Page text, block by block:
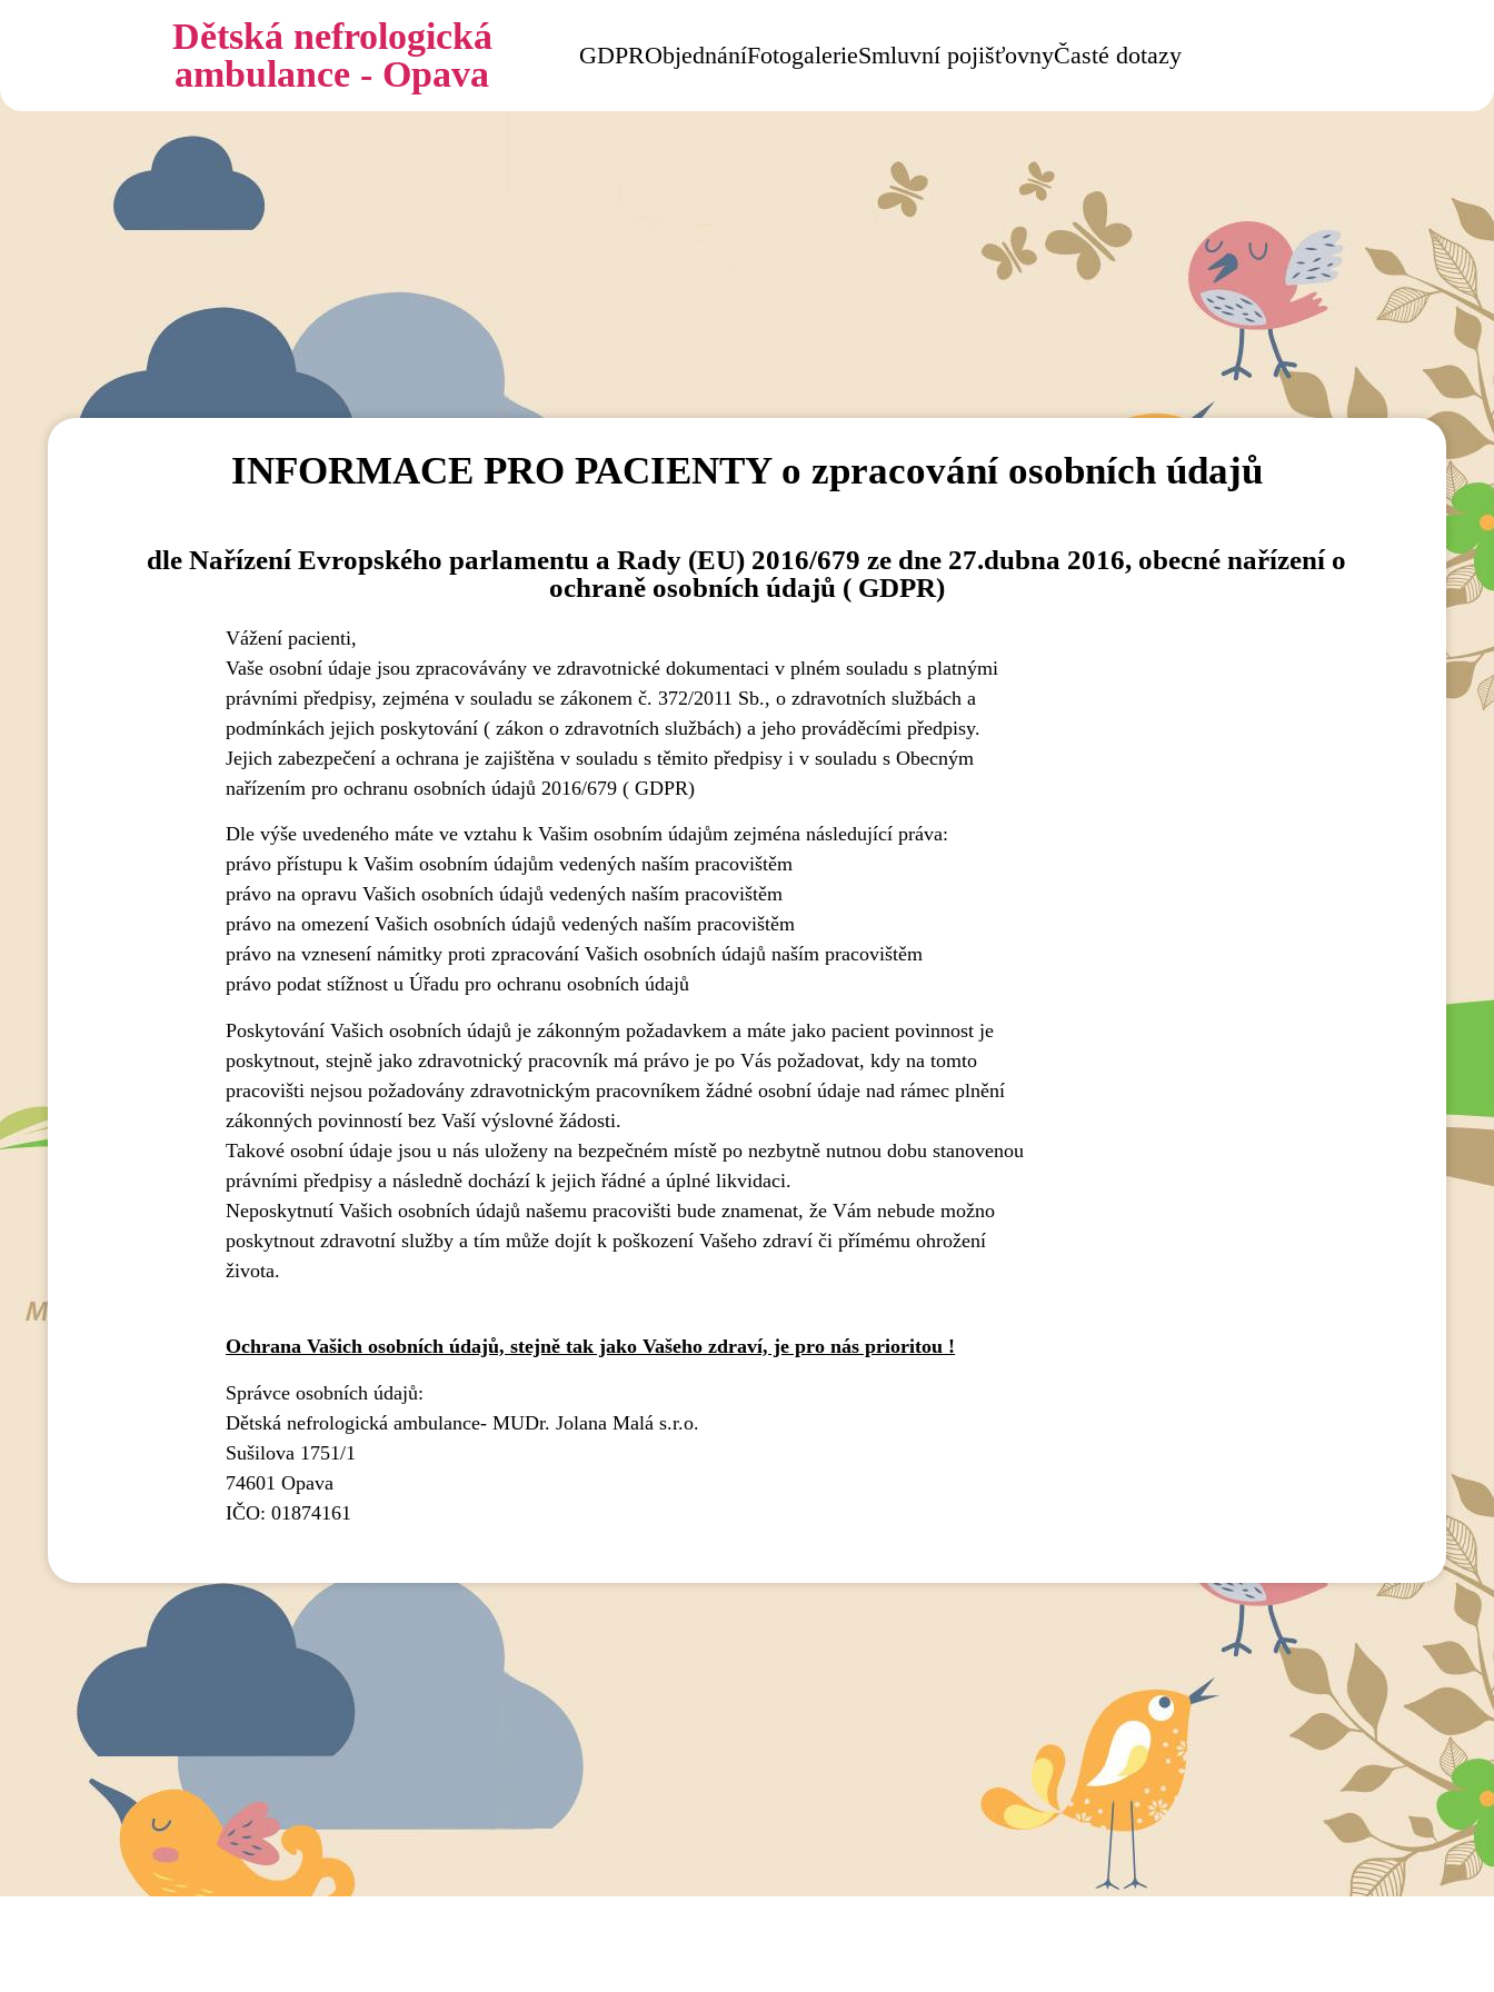
Dětská nefrologická
ambulance - Opava
GDPRObjednáníFotogalerieSmluvní pojišťovnyČasté dotazy
GDPR_Bordiga
INFORMACE PRO PACIENTY o zpracování osobních údajů
dle Nařízení Evropského parlamentu a Rady (EU) 2016/679 ze dne 27.dubna 2016, obecné nařízení o
ochraně osobních údajů ( GDPR)
Vážení pacienti,
Vaše osobní údaje jsou zpracovávány ve zdravotnické dokumentaci v plném souladu s platnými
právními předpisy, zejména v souladu se zákonem č. 372/2011 Sb., o zdravotních službách a
podmínkách jejich poskytování ( zákon o zdravotních službách) a jeho prováděcími předpisy.
Jejich zabezpečení a ochrana je zajištěna v souladu s těmito předpisy i v souladu s Obecným
nařízením pro ochranu osobních údajů 2016/679 ( GDPR)
Dle výše uvedeného máte ve vztahu k Vašim osobním údajům zejména následující práva:
právo přístupu k Vašim osobním údajům vedených naším pracovištěm
právo na opravu Vašich osobních údajů vedených naším pracovištěm
právo na omezení Vašich osobních údajů vedených naším pracovištěm
právo na vznesení námitky proti zpracování Vašich osobních údajů naším pracovištěm
právo podat stížnost u Úřadu pro ochranu osobních údajů
Poskytování Vašich osobních údajů je zákonným požadavkem a máte jako pacient povinnost je
poskytnout, stejně jako zdravotnický pracovník má právo je po Vás požadovat, kdy na tomto
pracovišti nejsou požadovány zdravotnickým pracovníkem žádné osobní údaje nad rámec plnění
zákonných povinností bez Vaší výslovné žádosti.
Takové osobní údaje jsou u nás uloženy na bezpečném místě po nezbytně nutnou dobu stanovenou
právními předpisy a následně dochází k jejich řádné a úplné likvidaci.
Neposkytnutí Vašich osobních údajů našemu pracovišti bude znamenat, že Vám nebude možno
poskytnout zdravotní služby a tím může dojít k poškození Vašeho zdraví či přímému ohrožení
života.
Ochrana Vašich osobních údajů, stejně tak jako Vašeho zdraví, je pro nás prioritou !
Správce osobních údajů:
Dětská nefrologická ambulance- MUDr. Jolana Malá s.r.o.
Sušilova 1751/1
74601 Opava
IČO: 01874161